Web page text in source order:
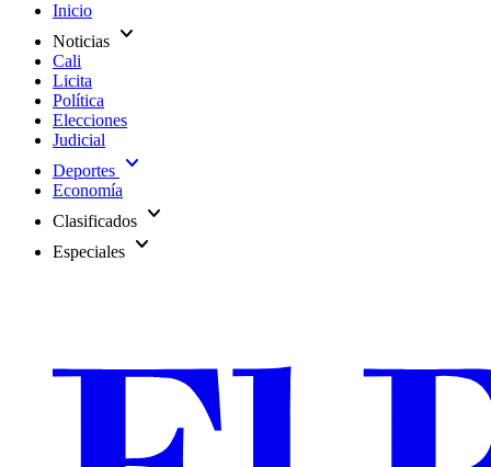
Inicio
Noticias expand_more
Cali
Licita
Política
Elecciones
Judicial
Deportes expand_more
Economía
Clasificados expand_more
Especiales expand_more